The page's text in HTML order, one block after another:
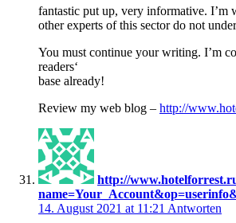
fantastic put up, very informative. I’m
other experts of this sector do not
You must continue your writing. I’m
readers‘
base already!
Review my web blog – http://
http://
14. August 2021 at 11:21 Antworten